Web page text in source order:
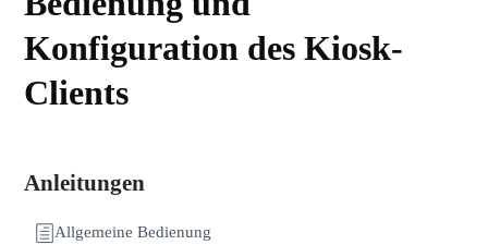
Konfiguration des Kiosk-
Clients
Anleitungen
Allgemeine Bedienung